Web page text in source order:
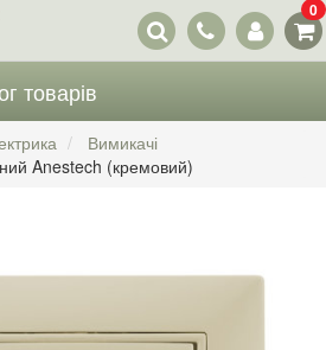
Наші
контакти
0
товарів
Вимикачі
Anestech (кремовий)